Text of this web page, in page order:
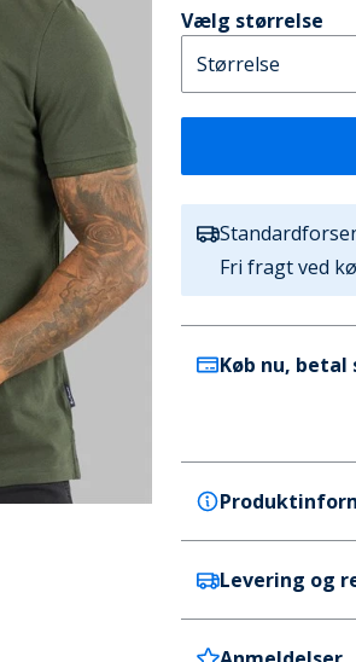
Vælg størrelse
Fri fragt ved
Køb nu, betal
Ben Sherman
Ben Sherman
Sort/Khaki
Levering og